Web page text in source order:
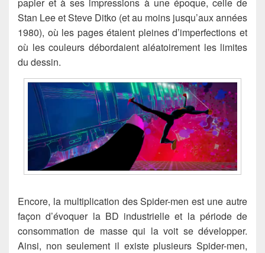
Stan Lee et Steve Ditko (et au moins jusqu’aux années
1980), où les pages étaient pleines d’imperfections et
où les couleurs débordaient aléatoirement les limites
du dessin.
Encore, la multiplication des Spider-men est une autre
façon d’évoquer la BD industrielle et la période de
consommation de masse qui la voit se développer.
Ainsi, non seulement il existe plusieurs Spider-men,